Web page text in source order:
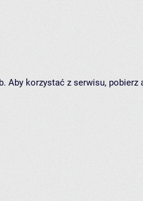
Aby korzystać z serwisu, pobierz